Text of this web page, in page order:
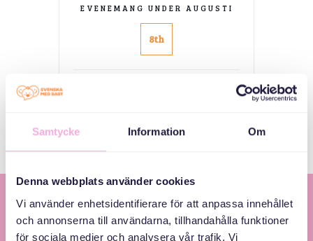
Samtycke Information Om
Denna webbplats använder cookies
Vi använder enhetsidentifierare för att anpassa innehållet
och annonserna till användarna, tillhandahålla funktioner
för sociala medier och analysera vår trafik. Vi
EVENEMANG UNDER AUGUSTI
8th